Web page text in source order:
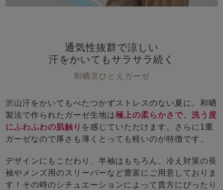
ガールズパジャマ
春 夏 秋 冬
ボーイズパジャマ
すべての生地一覧はこちら
目的別でさがす一覧はこちら
前開き かぶり
作務衣
羽織・バスロ
ーブ
上着単品
ズボン単品
通気性抜群で涼しい
汗をかいてもサラサラ続く
和晒京ひとえガーゼ
沢山汗をかいてもべたつかずストレスのない夏に。和晒
製法で作られたガーゼ生地は極上の柔らかさで、洗う度
にふわふわの肌触り を感じていただけます。さらに1重
ガーゼなので厚さも薄くとっても軽いのが特徴です。
デザインにもこだわり、半袖はもちろん、冷え対策の長
袖やメンズ用のスリーパーなど豊富にご用意しておりま
す！その時のシチュエーションによって貴方にぴったり